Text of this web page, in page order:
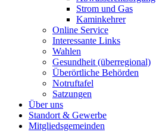
Strom und Gas
Kaminkehrer
Online Service
Interessante Links
Wahlen
Gesundheit (überregional)
Überörtliche Behörden
Notruftafel
Satzungen
Über uns
Standort & Gewerbe
Mitgliedsgemeinden